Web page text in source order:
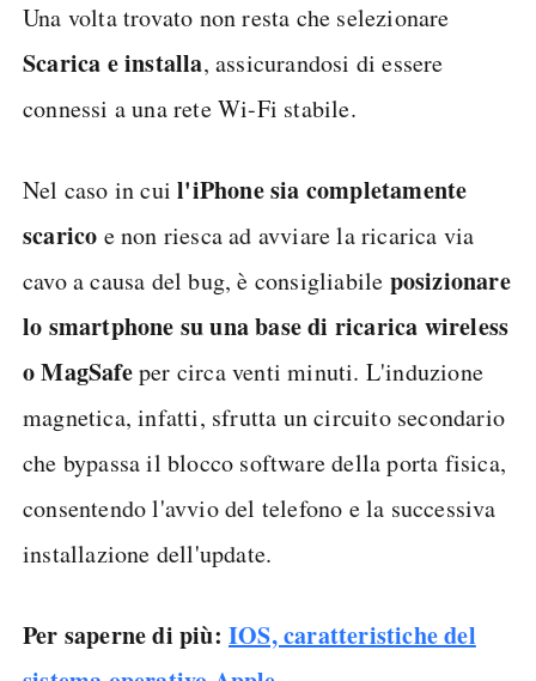
Una volta trovato non resta che selezionare
Scarica e installa, assicurandosi di essere
connessi a una rete Wi-Fi stabile.
Nel caso in cui l'iPhone sia completamente
scarico e non riesca ad avviare la ricarica via
cavo a causa del bug, è consigliabile posizionare
lo smartphone su una base di ricarica wireless
o MagSafeper circa venti minuti. L'induzione
magnetica, infatti, sfrutta un circuito secondario
che bypassa il blocco software della porta fisica,
consentendo l'avvio del telefono e la successiva
installazione dell'update.
Per saperne di più: IOS, caratteristiche del